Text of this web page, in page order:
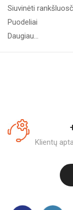
Siuvinėti
Puodeliai
Daugiau...
Klientų